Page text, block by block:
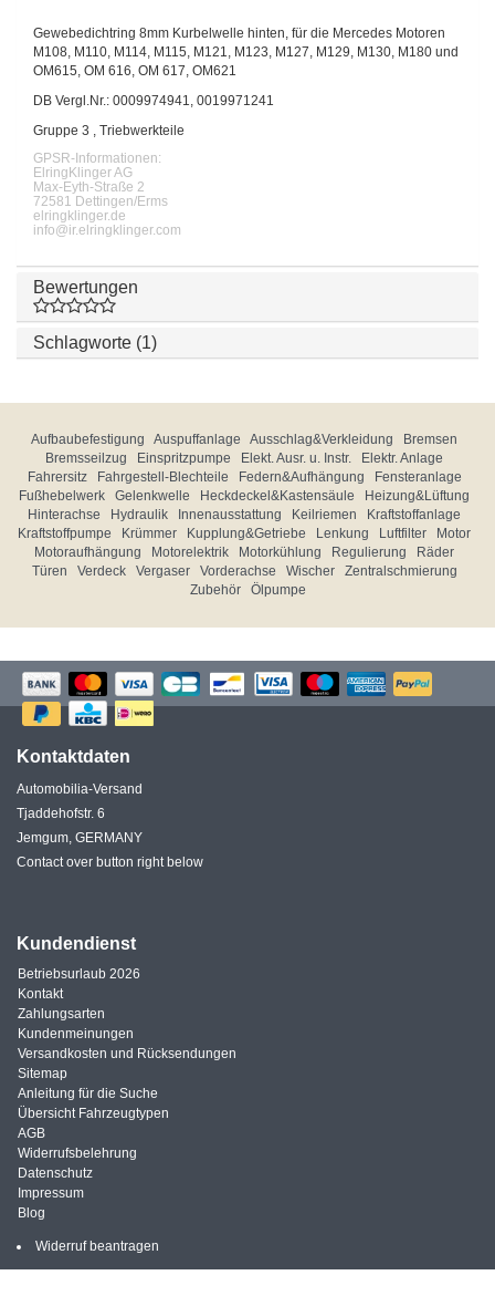
Gewebedichtring 8mm Kurbelwelle hinten, für die Mercedes Motoren
M108, M110, M114, M115, M121, M123, M127, M129, M130, M180 und
OM615, OM 616, OM 617, OM621
DB Vergl.Nr.: 0009974941, 0019971241
Gruppe 3 , Triebwerkteile
GPSR-Informationen:
ElringKlinger AG
Max-Eyth-Straße 2
72581 Dettingen/Erms
elringklinger.de
info@ir.elringklinger.com
Bewertungen
Schlagworte (1)
Aufbaubefestigung Auspuffanlage Ausschlag&Verkleidung
Bremsen
Bremsseilzug
Einspritzpumpe Elekt. Ausr. u. Instr.
Elektr. Anlage
Fahrersitz
Fahrgestell-Blechteile Federn&Aufhängung
Fensteranlage
Fußhebelwerk
Gelenkwelle Heckdeckel&Kastensäule
Heizung&Lüftung
Hinterachse
Hydraulik Innenausstattung Keilriemen
Kraftstoffanlage
Kraftstoffpumpe
Krümmer Kupplung&Getriebe Lenkung Luftfilter
Motor
Motoraufhängung
Motorelektrik Motorkühlung Regulierung
Räder
Türen
Verdeck Vergaser Vorderachse Wischer
Zentralschmierung
Zubehör
Ölpumpe
Kontaktdaten
Automobilia-Versand
Tjaddehofstr. 6
Jemgum, GERMANY
Contact over button right below
Kundendienst
Betriebsurlaub 2026
Kontakt
Zahlungsarten
Kundenmeinungen
Versandkosten und Rücksendungen
Sitemap
Anleitung für die Suche
Übersicht Fahrzeugtypen
AGB
Widerrufsbelehrung
Datenschutz
Impressum
Blog
Widerruf beantragen